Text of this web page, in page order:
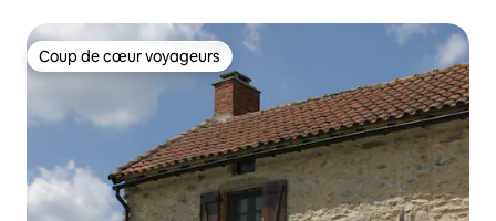
Coup de cœur voyageurs
Coup de cœur voyageurs